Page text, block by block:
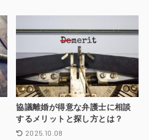
協議離婚が得意な弁護士に相談
するメリットと探し方とは？
2025.10.08